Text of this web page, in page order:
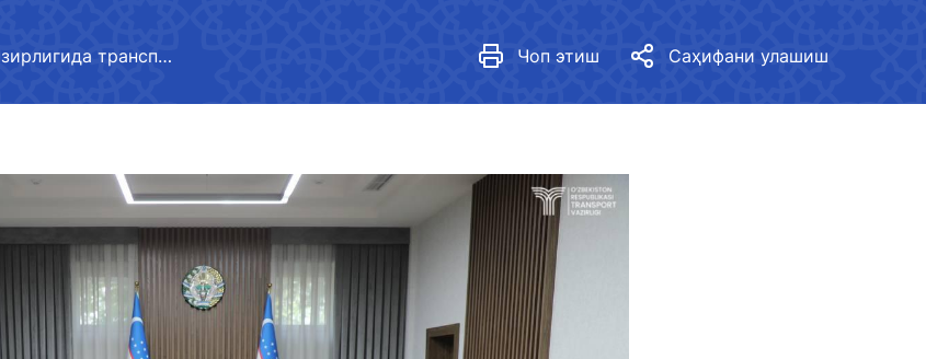
Ўз кучини йўқотган норматив-
Тармоқларнинг ҳолати,
ривожлантириш динамикаси,
кўрсаткичлар
Кўрсаткичлар
Транспорт вазирлигида транспорт-логистика соҳасидаги ҳамкорликни ривожлантириш бўйича учрашув ўтказилди Чоп этиш Саҳифани улашиш